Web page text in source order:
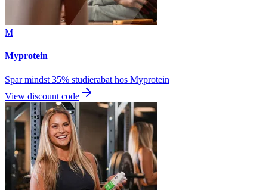
M
Myprotein
Spar mindst 35% studierabat hos Myprotein
View discount code